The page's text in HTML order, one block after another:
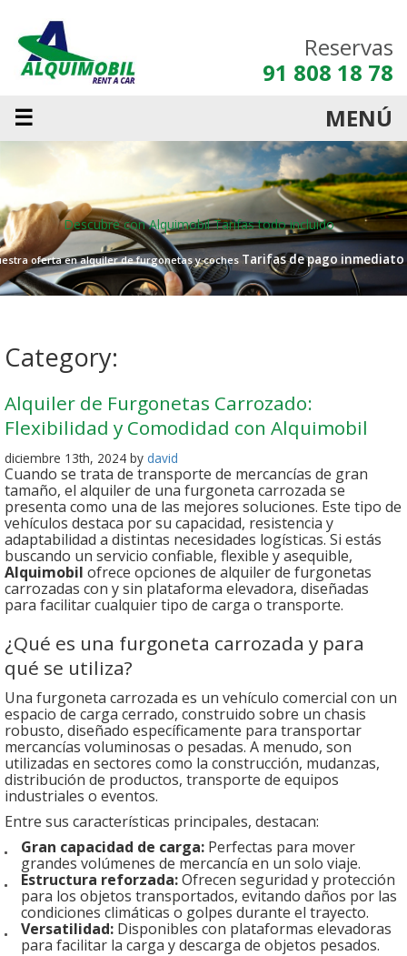
Reservas
91 808 18 78
☰
MENÚ
Descubre con AlquimobilTarifas todo incluido
oferta en alquiler de furgonetas y coches Tarifas de pago inmediato
Category:
Alquiler de Furgonetas Carrozado:
Flexibilidad y Comodidad con Alquimobil
diciembre 13th, 2024 by david
Cuando se trata de transporte de mercancías de gran
tamaño, el alquiler de una furgoneta carrozada se
presenta como una de las mejores soluciones. Este tipo de
vehículos destaca por su capacidad, resistencia y
adaptabilidad a distintas necesidades logísticas. Si estás
buscando un servicio confiable, flexible y asequible,
Alquimobil ofrece opciones de alquiler de furgonetas
carrozadas con y sin plataforma elevadora, diseñadas
para facilitar cualquier tipo de carga o transporte.
¿Qué es una furgoneta carrozada y para
qué se utiliza?
Una furgoneta carrozada es un vehículo comercial con un
espacio de carga cerrado, construido sobre un chasis
robusto, diseñado específicamente para transportar
mercancías voluminosas o pesadas. A menudo, son
utilizadas en sectores como la construcción, mudanzas,
distribución de productos, transporte de equipos
industriales o eventos.
Entre sus características principales, destacan:
Gran capacidad de carga: Perfectas para mover
grandes volúmenes de mercancía en un solo viaje.
Estructura reforzada:Ofrecen seguridad y protección
para los objetos transportados, evitando daños por las
condiciones climáticas o golpes durante el trayecto.
Versatilidad: Disponibles con plataformas elevadoras
para facilitar la carga y descarga de objetos pesados.